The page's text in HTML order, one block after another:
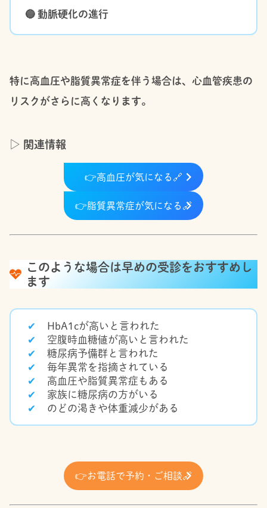
🔵 動脈硬化の進行
特に高血圧や脂質異常症を伴う場合は、心血管疾患の
リスクがさらに高くなります。
▷ 関連情報
👉高血圧が気になる 🔗
👉脂質異常症が気になる 🔗
このような場合は早めの受診をおすすめし
ます
HbA1cが高いと言われた
空腹時血糖値が高いと言われた
糖尿病予備群と言われた
毎年異常を指摘されている
高血圧や脂質異常症もある
家族に糖尿病の方がいる
のどの渇きや体重減少がある
👉お電話で予約・ご相談🔗